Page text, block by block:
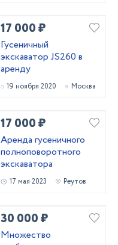
17 000 ₽
Гусеничный
экскаватор JS260 в
аренду
19 ноября 2020 Москва
17 000 ₽
Аренда гусеничного
полноповоротного
экскаватора
17 мая 2023 Реутов
30 000 ₽
Множество